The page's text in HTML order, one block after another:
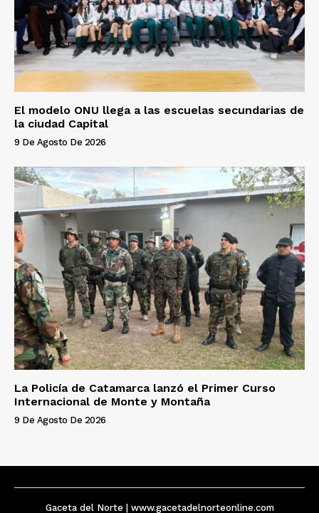
El modelo ONU llega a las escuelas secundarias de
la ciudad Capital
9 De Agosto De 2026
La Policía de Catamarca lanzó el Primer Curso
Internacional de Monte y Montaña
9 De Agosto De 2026
Gaceta del Norte | www.gacetadelnorteonline.com